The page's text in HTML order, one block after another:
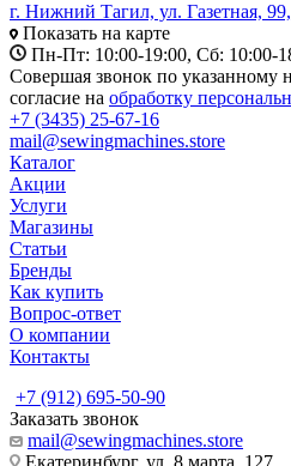
г. Нижний Тагил, ул. Газетная,
Показать на карте
Пн-Пт: 10:00-19:00, Сб: 10:00-
Совершая звонок по указанному
согласие на обработку
+7 (3435) 25-67-16
mail@sewingmachines.store
Каталог
Акции
Услуги
Магазины
Статьи
Бренды
Как купить
Вопрос-ответ
О компании
Контакты
+7 (912) 695-50-90
Заказать звонок
mail@sewingmachines.store
Екатеринбург, ул. 8 марта, 127